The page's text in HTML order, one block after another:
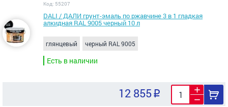
Код: 55207
DALI / ДАЛИ грунт-эмаль по ржавчине 3 в 1 гладкая
алкидная RAL 9005 черный 10 л
глянцевый черный RAL 9005
Есть в наличии
12 855